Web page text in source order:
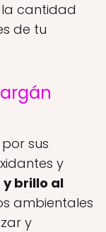
cantidad
de tu
sus
y
brillo al
ambientales
y